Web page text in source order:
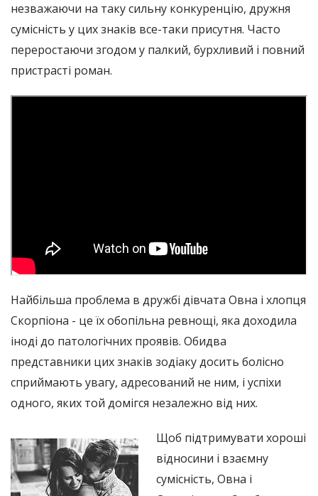
незважаючи на таку сильну конкуренцію, дружня
сумісність у цих знаків все-таки присутня. Часто
переростаючи згодом у палкий, бурхливий і повний
пристрасті роман.
Найбільша проблема в дружбі дівчата Овна і хлопця
Скорпіона - це їх обопільна ревнощі, яка доходила
іноді до патологічних проявів. Обидва
представники цих знаків зодіаку досить болісно
сприймають увагу, адресований не ним, і успіхи
одного, яких той домігся незалежно від них.
Щоб підтримувати хороші
відносини і взаємну
сумісність, Овна і